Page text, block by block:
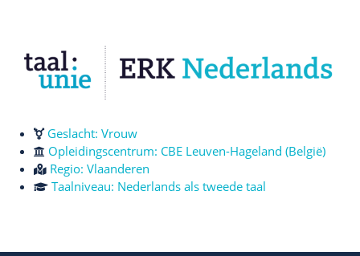
Geslacht: Vrouw
Opleidingscentrum: CBE Leuven-Hageland (België)
Regio: Vlaanderen
Taalniveau: Nederlands als tweede taal